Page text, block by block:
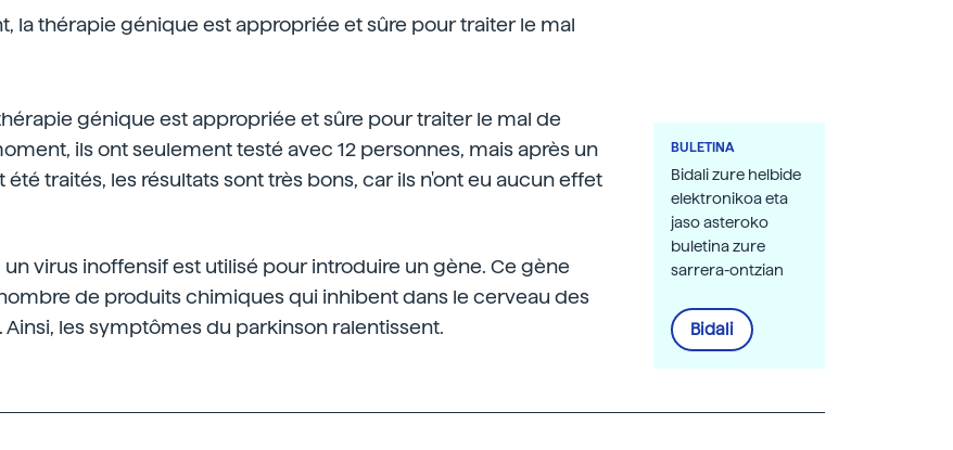
la thérapie génique est appropriée et sûre pour traiter le mal
génique est appropriée et sûre pour traiter le mal de
ils ont seulement testé avec 12 personnes, mais après un
été traités, les résultats sont très bons, car ils n'ont eu aucun effet
un virus inoffensif est utilisé pour introduire un gène. Ce gène
de produits chimiques qui inhibent dans le cerveau des
les symptômes du parkinson ralentissent.
BULETINA
Bidali zure helbide
elektronikoa eta
jaso asteroko
buletina zure
sarrera-ontzian
Bidali